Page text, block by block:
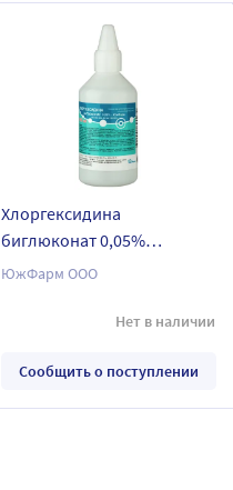
Хлоргексидина
биглюконат 0,05%
южфарм средство
кожный антисептик
ЮжФарм ООО
Нет в наличии
Сообщить о поступлении